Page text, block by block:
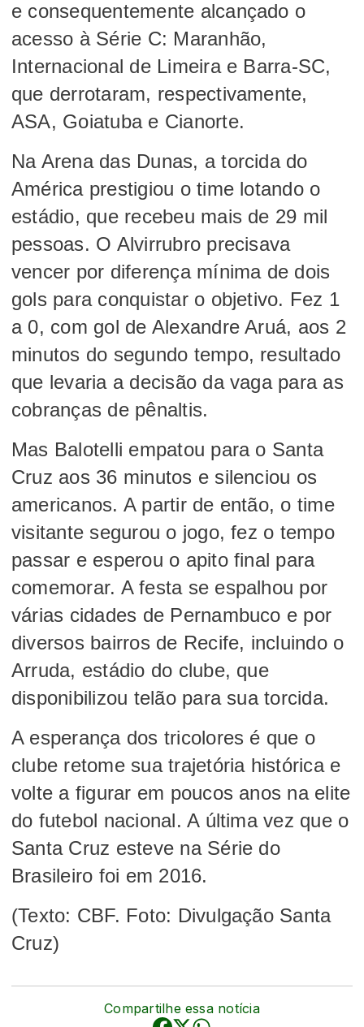
e consequentemente alcançado o
acesso à Série C: Maranhão,
Internacional de Limeira e Barra-SC,
que derrotaram, respectivamente,
ASA, Goiatuba e Cianorte.
Na Arena das Dunas, a torcida do
América prestigiou o time lotando o
estádio, que recebeu mais de 29 mil
pessoas. O Alvirrubro precisava
vencer por diferença mínima de dois
gols para conquistar o objetivo. Fez 1
a 0, com gol de Alexandre Aruá, aos 2
minutos do segundo tempo, resultado
que levaria a decisão da vaga para as
cobranças de pênaltis.
Mas Balotelli empatou para o Santa
Cruz aos 36 minutos e silenciou os
americanos. A partir de então, o time
visitante segurou o jogo, fez o tempo
passar e esperou o apito final para
comemorar. A festa se espalhou por
várias cidades de Pernambuco e por
diversos bairros de Recife, incluindo o
Arruda, estádio do clube, que
disponibilizou telão para sua torcida.
A esperança dos tricolores é que o
clube retome sua trajetória histórica e
volte a figurar em poucos anos na elite
do futebol nacional. A última vez que o
Santa Cruz esteve na Série do
Brasileiro foi em 2016.
(Texto: CBF. Foto: Divulgação Santa
Cruz)
Compartilhe essa notícia